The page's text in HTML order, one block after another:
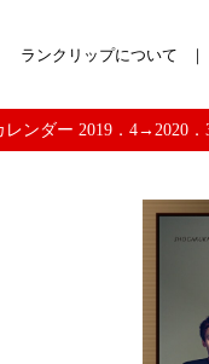
ランクリップについて
レンダー 2019．4→2020